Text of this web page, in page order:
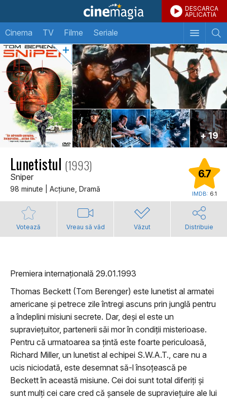
DESCARCA
APLICATIA
Cinema TV Filme Seriale
+ 19
Lunetistul (1993)
Sniper
98 minute | Acţiune, Dramă
6.7
IMDB: 6.1
Votează Vreau să văd Văzut Distribuie
Premiera internațională 29.01.1993
Thomas Beckett (Tom Berenger) este lunetist al armatei
americane și petrece zile întregi ascuns prin junglă pentru
a îndeplini misiuni secrete. Dar, deși el este un
supraviețuitor, partenerii săi mor în condiții misterioase.
Pentru că urmatoarea sa țintă este foarte periculoasă,
Richard Miller, un lunetist al echipei S.W.A.T., care nu a
ucis niciodată, este desemnat să-l însoțească pe
Beckett în această misiune. Cei doi sunt total diferiți și
sunt mulți cei care cred că șansele de supraviețuire ale lui